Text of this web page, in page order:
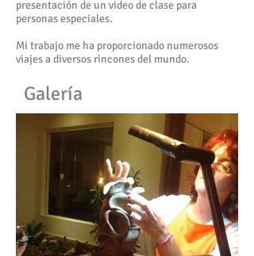
presentación de un video de clase para
personas especiales.
Mi trabajo me ha proporcionado numerosos
viajes a diversos rincones del mundo.
Galería